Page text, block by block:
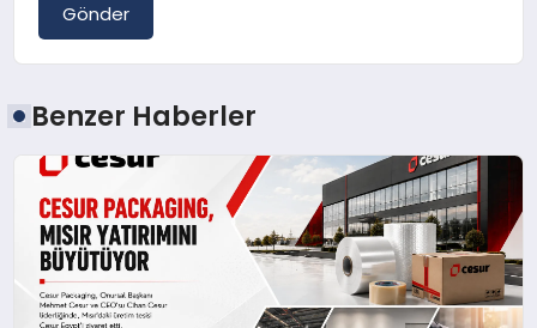
Gönder
Benzer Haberler